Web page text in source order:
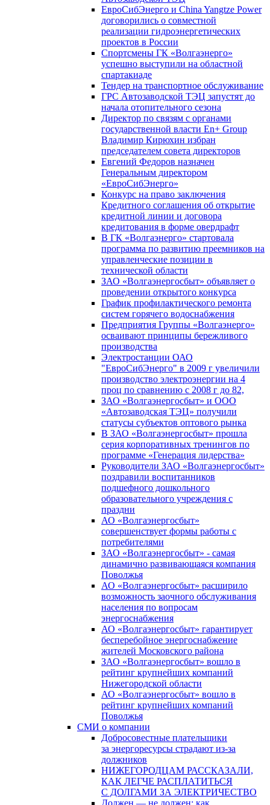
ЕвроСибЭнерго и China Yangtze Power
договорились о совместной
реализации гидроэнергетических
проектов в России
Спортсмены ГК «Волгаэнерго»
успешно выступили на областной
спартакиаде
Тендер на транспортное обслуживание
ГРС Автозаводской ТЭЦ запустят до
начала отопительного сезона
Директор по связям с органами
государственной власти En+ Group
Владимир Кирюхин избран
председателем совета директоров
Евгений Федоров назначен
Генеральным директором
«ЕвроСибЭнерго»
Конкурс на право заключения
Кредитного соглашения об открытие
кредитной линии и договора
кредитования в форме овердрафт
В ГК «Волгаэнерго» стартовала
программа по развитию преемников на
управленческие позиции в
технической области
ЗАО «Волгаэнергосбыт» объявляет о
проведении открытого конкурса
График профилактического ремонта
систем горячего водоснабжения
Предприятия Группы «Волгаэнерго»
осваивают принципы бережливого
производства
Электростанции ОАО
"ЕвроСибЭнерго" в 2009 г увеличили
производство электроэнергии на 4
проц по сравнению с 2008 г до 82,
ЗАО «Волгаэнергосбыт» и ООО
«Автозаводская ТЭЦ» получили
статусы субъектов оптового рынка
В ЗАО «Волгаэнергосбыт» прошла
серия корпоративных тренингов по
программе «Генерация лидерства»
Руководители ЗАО «Волгаэнергосбыт»
поздравили воспитанников
подшефного дошкольного
образовательного учреждения с
праздни
АО «Волгаэнергосбыт»
совершенствует формы работы с
потребителями
ЗАО «Волгаэнергосбыт» - самая
динамично развивающаяся компания
Поволжья
АО «Волгаэнергосбыт» расширило
возможность заочного обслуживания
населения по вопросам
энергоснабжения
АО «Волгаэнергосбыт» гарантирует
бесперебойное энергоснабжение
жителей Московского района
ЗАО «Волгаэнергосбыт» вошло в
рейтинг крупнейших компаний
Нижегородской области
АО «Волгаэнергосбыт» вошло в
рейтинг крупнейших компаний
Поволжья
СМИ о компании
Добросовестные плательщики
за энергоресурсы страдают из-за
должников
НИЖЕГОРОДЦАМ РАССКАЗАЛИ,
КАК ЛЕГЧЕ РАСПЛАТИТЬСЯ
С ДОЛГАМИ ЗА ЭЛЕКТРИЧЕСТВО